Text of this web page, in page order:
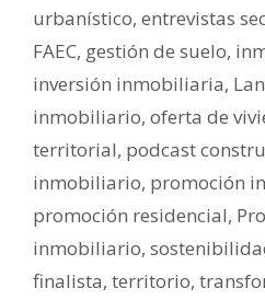
urbanístico, entrevistas
FAEC, gestión de suelo,
inversión inmobiliaria,
inmobiliario, oferta de
territorial, podcast
inmobiliario, promoción
promoción residencial,
inmobiliario,
finalista, territorio,